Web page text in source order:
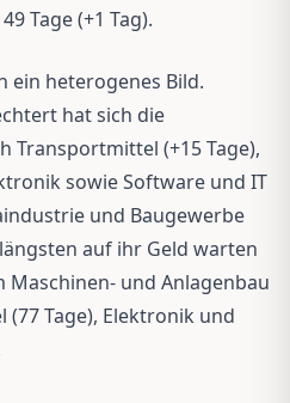
Tage (+1 Tag).
ein heterogenes Bild.
hat sich die
Transportmittel (+15 Tage),
sowie Software und IT
und Baugewerbe
auf ihr Geld warten
und Anlagenbau
(77 Tage), Elektronik und